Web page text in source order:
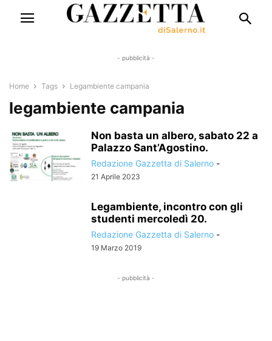
- pubblicità -
Home Tags Legambiente campania
legambiente campania
Non basta un albero, sabato 22 a
Palazzo Sant’Agostino.
Redazione Gazzetta di Salerno -
21 Aprile 2023
Legambiente, incontro con gli
studenti mercoledì 20.
Redazione Gazzetta di Salerno -
19 Marzo 2019
- pubblicità -